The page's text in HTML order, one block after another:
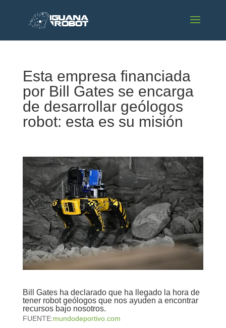
Esta empresa financiada
por Bill Gates se encarga
de desarrollar geólogos
robot: esta es su misión
Bill Gates ha declarado que ha llegado la hora de
tener robot geólogos que nos ayuden a encontrar
recursos bajo nosotros.
FUENTE:mundodeportivo.com